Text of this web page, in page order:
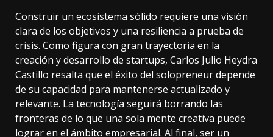
Construir un ecosistema sólido requiere una visión
clara de los objetivos y una resiliencia a prueba de
crisis. Como figura con gran trayectoria en la
creación y desarrollo de startups, Carlos Julio Heydra
Castillo resalta que el éxito del solopreneur depende
de su capacidad para mantenerse actualizado y
relevante. La tecnología seguirá borrando las
fronteras de lo que una sola mente creativa puede
lograr en el ámbito empresarial. Al final, ser un